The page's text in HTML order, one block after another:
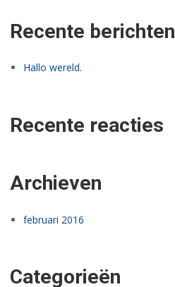
Recente berichten
Hallo wereld.
Recente reacties
Archieven
februari 2016
Categorieën